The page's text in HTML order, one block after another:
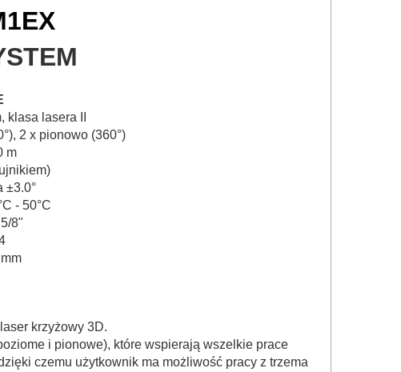
klasa lasera II
2 x pionowo (360°)
m
±3.0°
- 50°C
8"
krzyżowy 3D.
i pionowe), które wspierają wszelkie prace
czemu użytkownik ma możliwość pracy z trzema